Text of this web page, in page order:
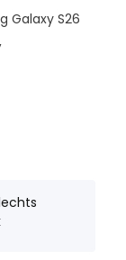
Galaxy S26